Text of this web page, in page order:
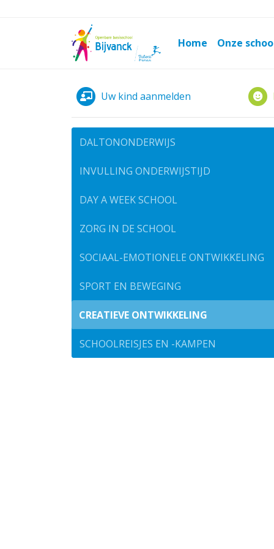
Home Onze
Uw kind aanmelden
DALTONONDERWIJS
INVULLING ONDERWIJSTIJD
DAY A WEEK SCHOOL
ZORG IN DE SCHOOL
SOCIAAL-EMOTIONELE ONTWIKKELING
SPORT EN BEWEGING
CREATIEVE ONTWIKKELING
SCHOOLREISJES EN -KAMPEN